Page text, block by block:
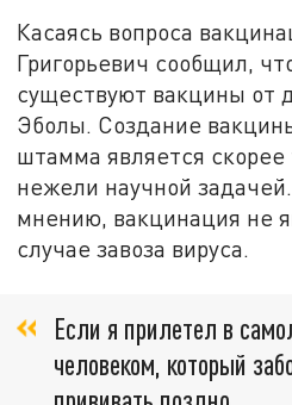
Касаясь вопроса
Григорьевич сообщил,
существуют вакцины от
Эболы. Создание
штамма является скорее
нежели научной
мнению, вакцинация не
случае завоза вируса.
Если я прилетел в
человеком, который